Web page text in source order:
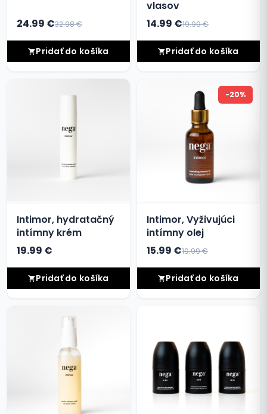
24.99 €32.98 €
Pridať do košíka
vlasov
14.99 €19.99 €
Pridať do košíka
Intimor, hydratačný
intímny krém
19.99 €
Pridať do košíka
-20%
Intimor, Vyživujúci
intímny olej
15.99 €19.99 €
Pridať do košíka